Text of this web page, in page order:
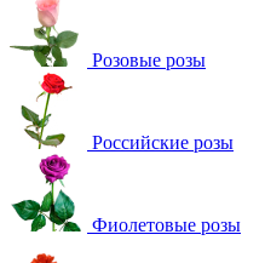
Розовые розы
Российские розы
Фиолетовые розы